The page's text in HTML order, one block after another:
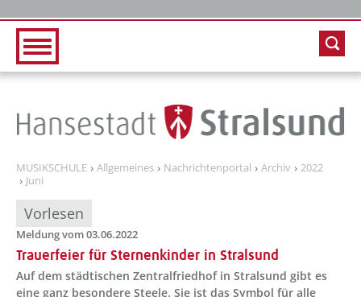
MUSIKSCHULE Allgemeines Nachrichtenportal Archiv
2022
Juni
Vorlesen
Meldung vom 03.06.2022
Trauerfeier für Sternenkinder in Stralsund
Auf dem städtischen Zentralfriedhof in Stralsund gibt es
eine ganz besondere Steele. Sie ist das Symbol für alle